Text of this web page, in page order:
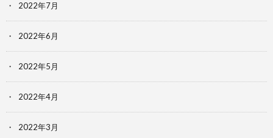
2022年7月
2022年6月
2022年5月
2022年4月
2022年3月